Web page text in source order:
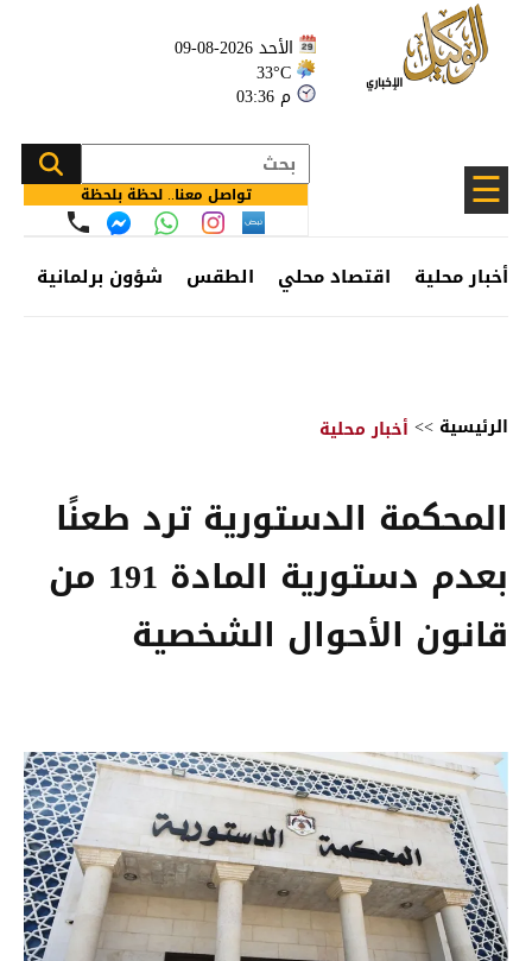
الأحد 2026-08-09
33°C
03:36 م
☰ تواصل معنا.. لحظة بلحظة
أخبار محلية اقتصاد محلي الطقس شؤون برلمانية
الرئيسية >> أخبار محلية
المحكمة الدستورية ترد طعنًا
بعدم دستورية المادة 191 من
قانون الأحوال الشخصية